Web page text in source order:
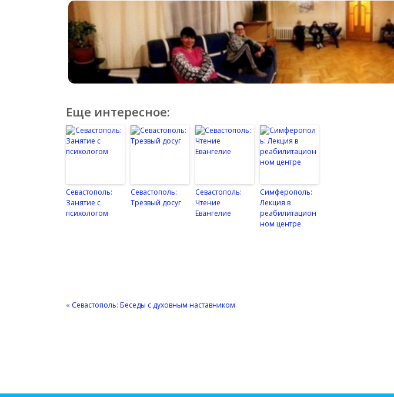
Еще интересное:
Севастополь:
Занятие с
психологом
Севастополь:
Трезвый досуг
Севастополь:
Чтение
Евангелие
Симферополь:
Лекция в
реабилитацион
ном центре
« Севастополь: Беседы с духовным наставником